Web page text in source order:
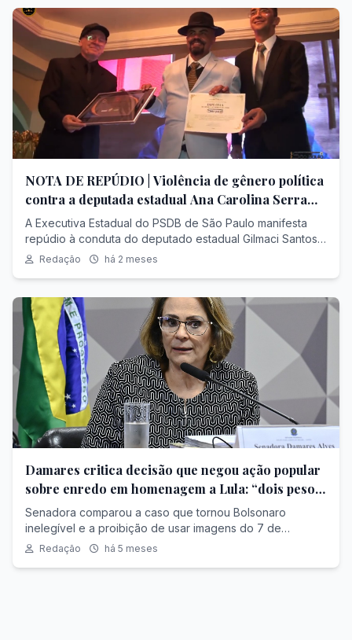
NOTA DE REPÚDIO | Violência de gênero política
contra a deputada estadual Ana Carolina Serra
(PSDB-SP) | Audiência Sabesp
A Executiva Estadual do PSDB de São Paulo manifesta
repúdio à conduta do deputado estadual Gilmaci Santos
(Republicanos-SP) durante reunião da Comissão de
nessa quarta-feira (3/6).
Redação há 2 meses
Damares critica decisão que negou ação popular
sobre enredo em homenagem a Lula: “dois pesos
e duas medidas”
Senadora comparou a caso que tornou Bolsonaro
inelegível e a proibição de usar imagens do 7 de
setembro
Redação há 5 meses